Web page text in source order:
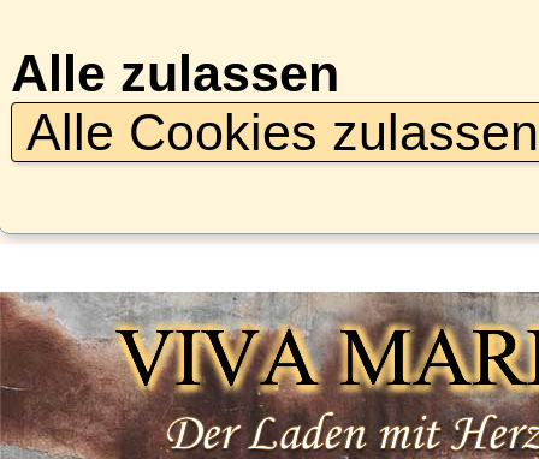
Alle zulassen
Alle Cookies